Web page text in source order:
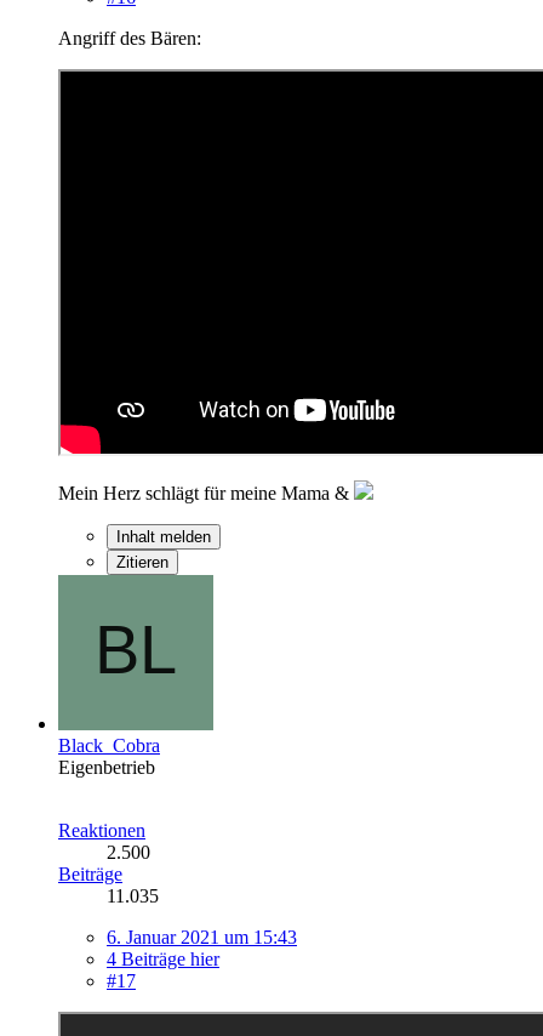
Angriff des Bären:
Mein Herz schlägt für meine Mama &
Inhalt melden
Zitieren
Black_Cobra
Eigenbetrieb
Reaktionen
2.500
Beiträge
11.035
6. Januar 2021 um 15:43
4 Beiträge hier
#17